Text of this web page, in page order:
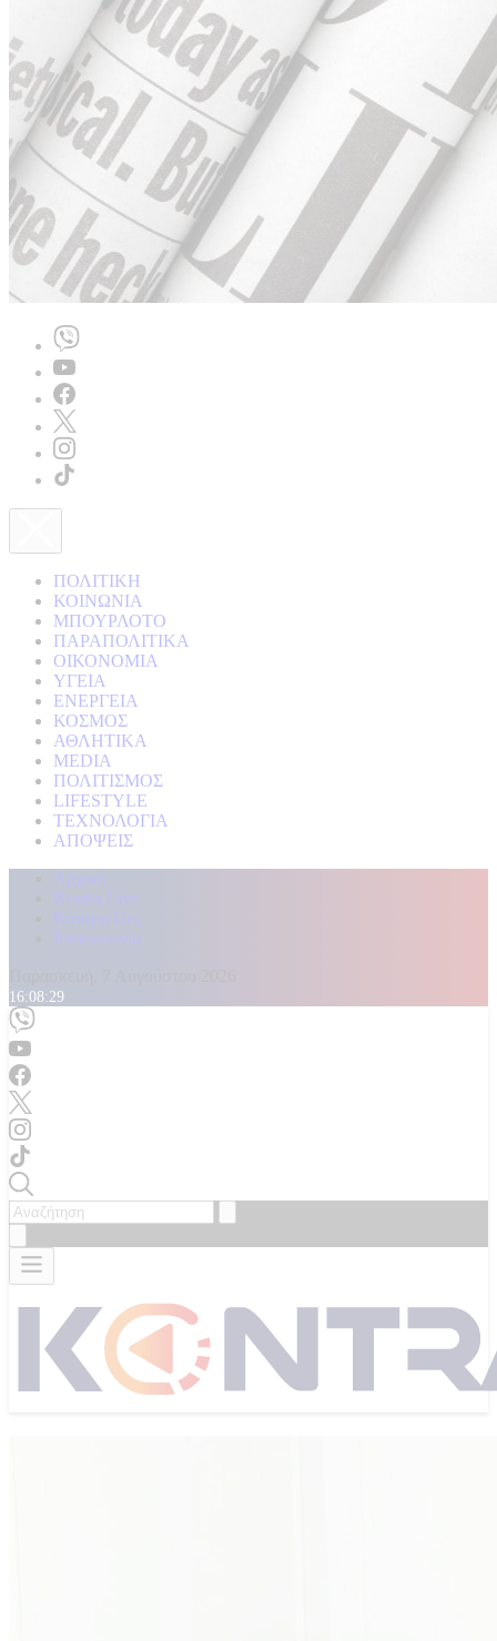
ΠΟΛΙΤΙΚΗ
ΚΟΙΝΩΝΙΑ
ΜΠΟΥΡΛΟΤΟ
ΠΑΡΑΠΟΛΙΤΙΚΑ
ΟΙΚΟΝΟΜΙΑ
ΥΓΕΙΑ
ΕΝΕΡΓΕΙΑ
ΚΟΣΜΟΣ
ΑΘΛΗΤΙΚΑ
MEDIA
ΠΟΛΙΤΙΣΜΟΣ
LIFESTYLE
ΤΕΧΝΟΛΟΓΙΑ
ΑΠΟΨΕΙΣ
Αρχική
Kontra Live
Καταγγελίες
Επικοινωνία
16:08:31